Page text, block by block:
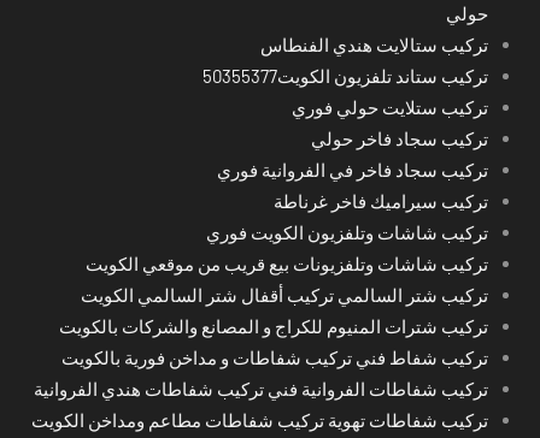
حولي
تركيب ستالايت هندي الفنطاس
تركيب ستاند تلفزيون الكويت50355377
تركيب ستلايت حولي فوري
تركيب سجاد فاخر حولي
تركيب سجاد فاخر في الفروانية فوري
تركيب سيراميك فاخر غرناطة
تركيب شاشات وتلفزيون الكويت فوري
تركيب شاشات وتلفزيونات بيع قريب من موقعي الكويت
تركيب شتر السالمي تركيب أقفال شتر السالمي الكويت
تركيب شترات المنيوم للكراج و المصانع والشركات بالكويت
تركيب شفاط فني تركيب شفاطات و مداخن فورية بالكويت
تركيب شفاطات الفروانية فني تركيب شفاطات هندي الفروانية
تركيب شفاطات تهوية تركيب شفاطات مطاعم ومداخن الكويت